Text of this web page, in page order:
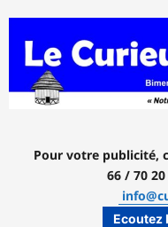
contenu
Pour votre publicité,
66 / 70
Ecoutez